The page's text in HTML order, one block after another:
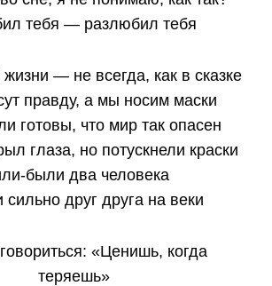
тебя — разлюбил тебя
— не всегда, как в сказке
правду, а мы носим маски
готовы, что мир так опасен
глаза, но потускнели краски
были два человека
друг друга на веки
«Ценишь, когда
теряешь»